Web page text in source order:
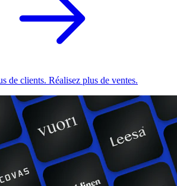
de clients. Réalisez plus de ventes.